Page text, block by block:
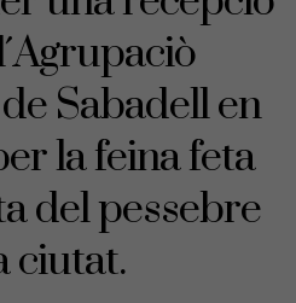
Sabadell en
la feina feta
del pessebre
ciutat.